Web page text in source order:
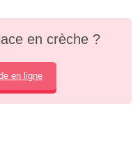
en crèche ?
en ligne